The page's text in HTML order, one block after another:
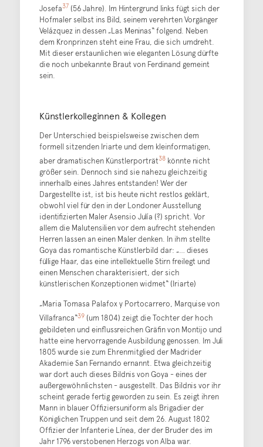
Josefa37(56 Jahre). Im Hintergrund links fügt sich der
Hofmaler selbst ins Bild, seinem verehrten Vorgänger
Velázquez in dessen „Las Meninas“ folgend. Neben
dem Kronprinzen steht eine Frau, die sich umdreht.
Mit dieser erstaunlichen wie eleganten Lösung dürfte
die noch unbekannte Braut von Ferdinand gemeint
sein.
Künstlerkolleginnen & Kollegen
Der Unterschied beispielsweise zwischen dem
formell sitzenden Iriarte und dem kleinformatigen,
aber dramatischen Künstlerporträt38könnte nicht
größer sein. Dennoch sind sie nahezu gleichzeitig
innerhalb eines Jahres entstanden! Wer der
Dargestellte ist, ist bis heute nicht restlos geklärt,
obwohl viel für den in der Londoner Ausstellung
identifizierten Maler Asensio Julía (?) spricht. Vor
allem die Malutensilien vor dem aufrecht stehenden
Herren lassen an einen Maler denken. In ihm stellte
Goya das romantische Künstlerbild dar: „… dieses
füllige Haar, das eine intellektuelle Stirn freilegt und
einen Menschen charakterisiert, der sich
künstlerischen Konzeptionen widmet“ (Iriarte)
„Maria Tomasa Palafox y Portocarrero, Marquise von
Villafranca“39(um 1804) zeigt die Tochter der hoch
gebildeten und einflussreichen Gräfin von Montijo und
hatte eine hervorragende Ausbildung genossen. Im Juli
1805 wurde sie zum Ehrenmitglied der Madrider
Akademie San Fernando ernannt. Etwa gleichzeitig
war dort auch dieses Bildnis von Goya - eines der
außergewöhnlichsten - ausgestellt. Das Bildnis vor ihr
scheint gerade fertig geworden zu sein. Es zeigt ihren
Mann in blauer Offiziersuniform als Brigadier der
Königlichen Truppen und seit dem 26. August 1802
Offizier der Infanterie Línea, der der Bruder des im
Jahr 1796 verstobenen Herzogs von Alba war.